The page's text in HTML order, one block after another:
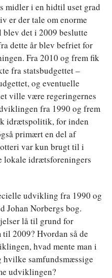
midler i en hidtil uset grad
er der tale om enorme
det i 2009 beslutte
dette år blev befriet for
Fra 2010 og frem fik
fra statsbudgettet –
og eventuelle
ville være regeringernes
fra 1990 og frem
idrætspolitik, for inden
primært en del af
var kun brugt til i
lokale idrætsforeningers
udvikling fra 1990 og
Johan Norbergs bog.
lå til grund for
2009? Hvordan så de
hvad mente man i
samfundsmæssige
udviklingen?